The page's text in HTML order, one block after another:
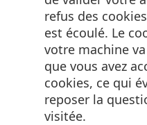
refus des
est écoulé. Le
votre machine
que vous avez
cookies, ce qui
reposer la
visitée.